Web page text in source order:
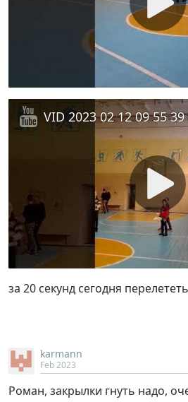
VID 2023 02 12 09 55 39
за 20 секунд сегодня
karmann
Feb 2023
Роман, закрылки гнуть надо,